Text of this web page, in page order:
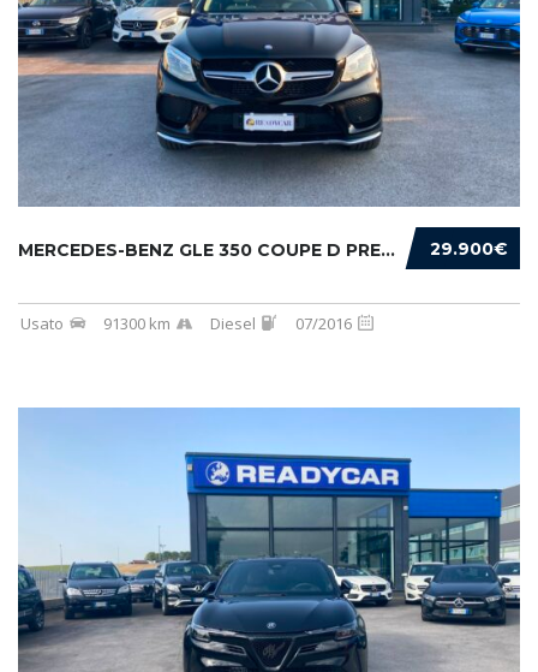
29.900€
MERCEDES-BENZ GLE 350 COUPE D PREMIUM 4MATIC...
Usato 91300 km Diesel 07/2016